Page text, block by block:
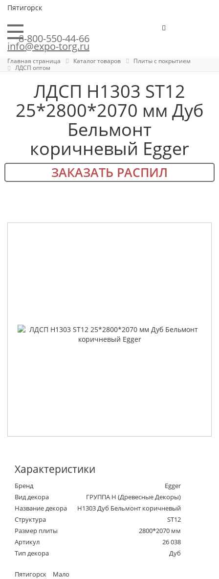
Пятигорск
8-800-550-44-66
info@expo-torg.ru
Главная страница Каталог товаров
Плиты с покрытием
ЛДСП оптом
ЛДСП H1303 ST12
25*2800*2070 мм Дуб
Бельмонт
коричневый Egger
ЗАКАЗАТЬ РАСПИЛ
Характеристики
Бренд
Egger
Вид декора
ГРУППА Н (Древесные Декоры)
Название декора
H1303 Дуб Бельмонт коричневый
Структура
ST12
Размер плиты
2800*2070 мм
Артикул
26 038
Тип декора
Дуб
Пятигорск
Мало